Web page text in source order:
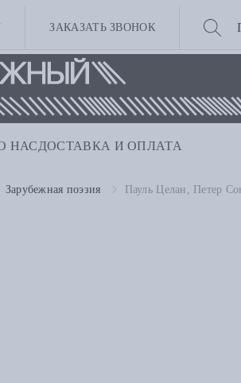
ЗАКАЗАТЬ ЗВОНОК
НАС ДОСТАВКА И ОПЛАТА
Зарубежная поэзия Пауль Целан, Петер